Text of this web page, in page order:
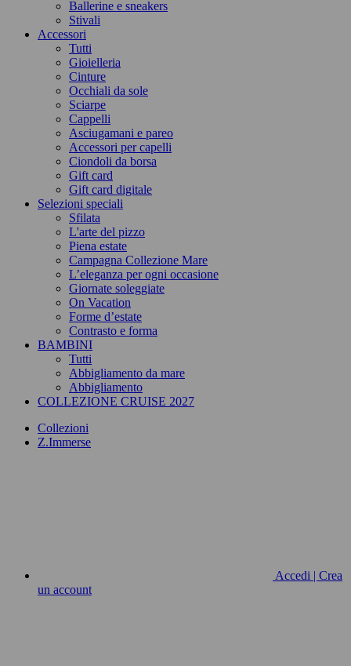
Ballerine e sneakers
Stivali
Accessori
Tutti
Gioielleria
Cinture
Occhiali da sole
Sciarpe
Cappelli
Asciugamani e pareo
Accessori per capelli
Ciondoli da borsa
Gift card
Gift card digitale
Selezioni speciali
Sfilata
L'arte del pizzo
Piena estate
Campagna Collezione Mare
L’eleganza per ogni occasione
Giornate soleggiate
On Vacation
Forme d’estate
Contrasto e forma
BAMBINI
Tutti
Abbigliamento da mare
Abbigliamento
COLLEZIONE CRUISE 2027
Collezioni
Z.Immerse
Accedi | Crea
un account